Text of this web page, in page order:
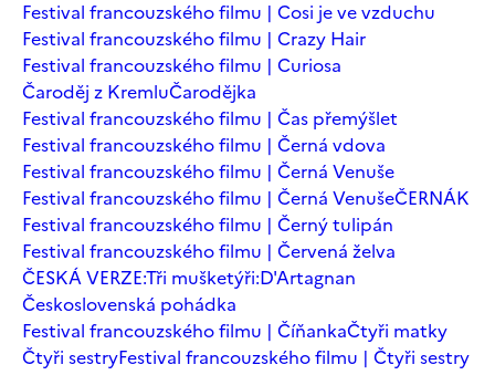
Festival francouzského filmu | Cosi je ve vzduchu
Festival francouzského filmu | Crazy Hair
Festival francouzského filmu | Curiosa
Čaroděj z KremluČarodějka
Festival francouzského filmu | Čas přemýšlet
Festival francouzského filmu | Černá vdova
Festival francouzského filmu | Černá Venuše
Festival francouzského filmu | Černá VenušeČERNÁK
Festival francouzského filmu | Černý tulipán
Festival francouzského filmu | Červená želva
ČESKÁ VERZE:Tři mušketýři:D'Artagnan
Československá pohádka
Festival francouzského filmu | ČíňankaČtyři matky
Čtyři sestryFestival francouzského filmu | Čtyři sestry